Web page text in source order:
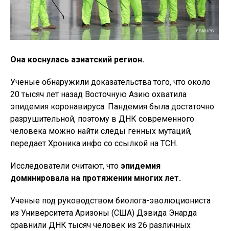
Она коснулась азиатский регион.
Ученые обнаружили доказательства того, что около
20 тысяч лет назад Восточную Азию охватила
эпидемия коронавируса. Пандемия была достаточно
разрушительной, поэтому в ДНК современного
человека можно найти следы генных мутаций,
передает Хроника.инфо со ссылкой на ТСН.
Исследователи считают, что эпидемия
доминировала на протяжении многих лет.
Ученые под руководством биолога-эволюциониста
из Университета Аризоны (США) Дэвида Энарда
сравнили ДНК тысяч человек из 26 различных